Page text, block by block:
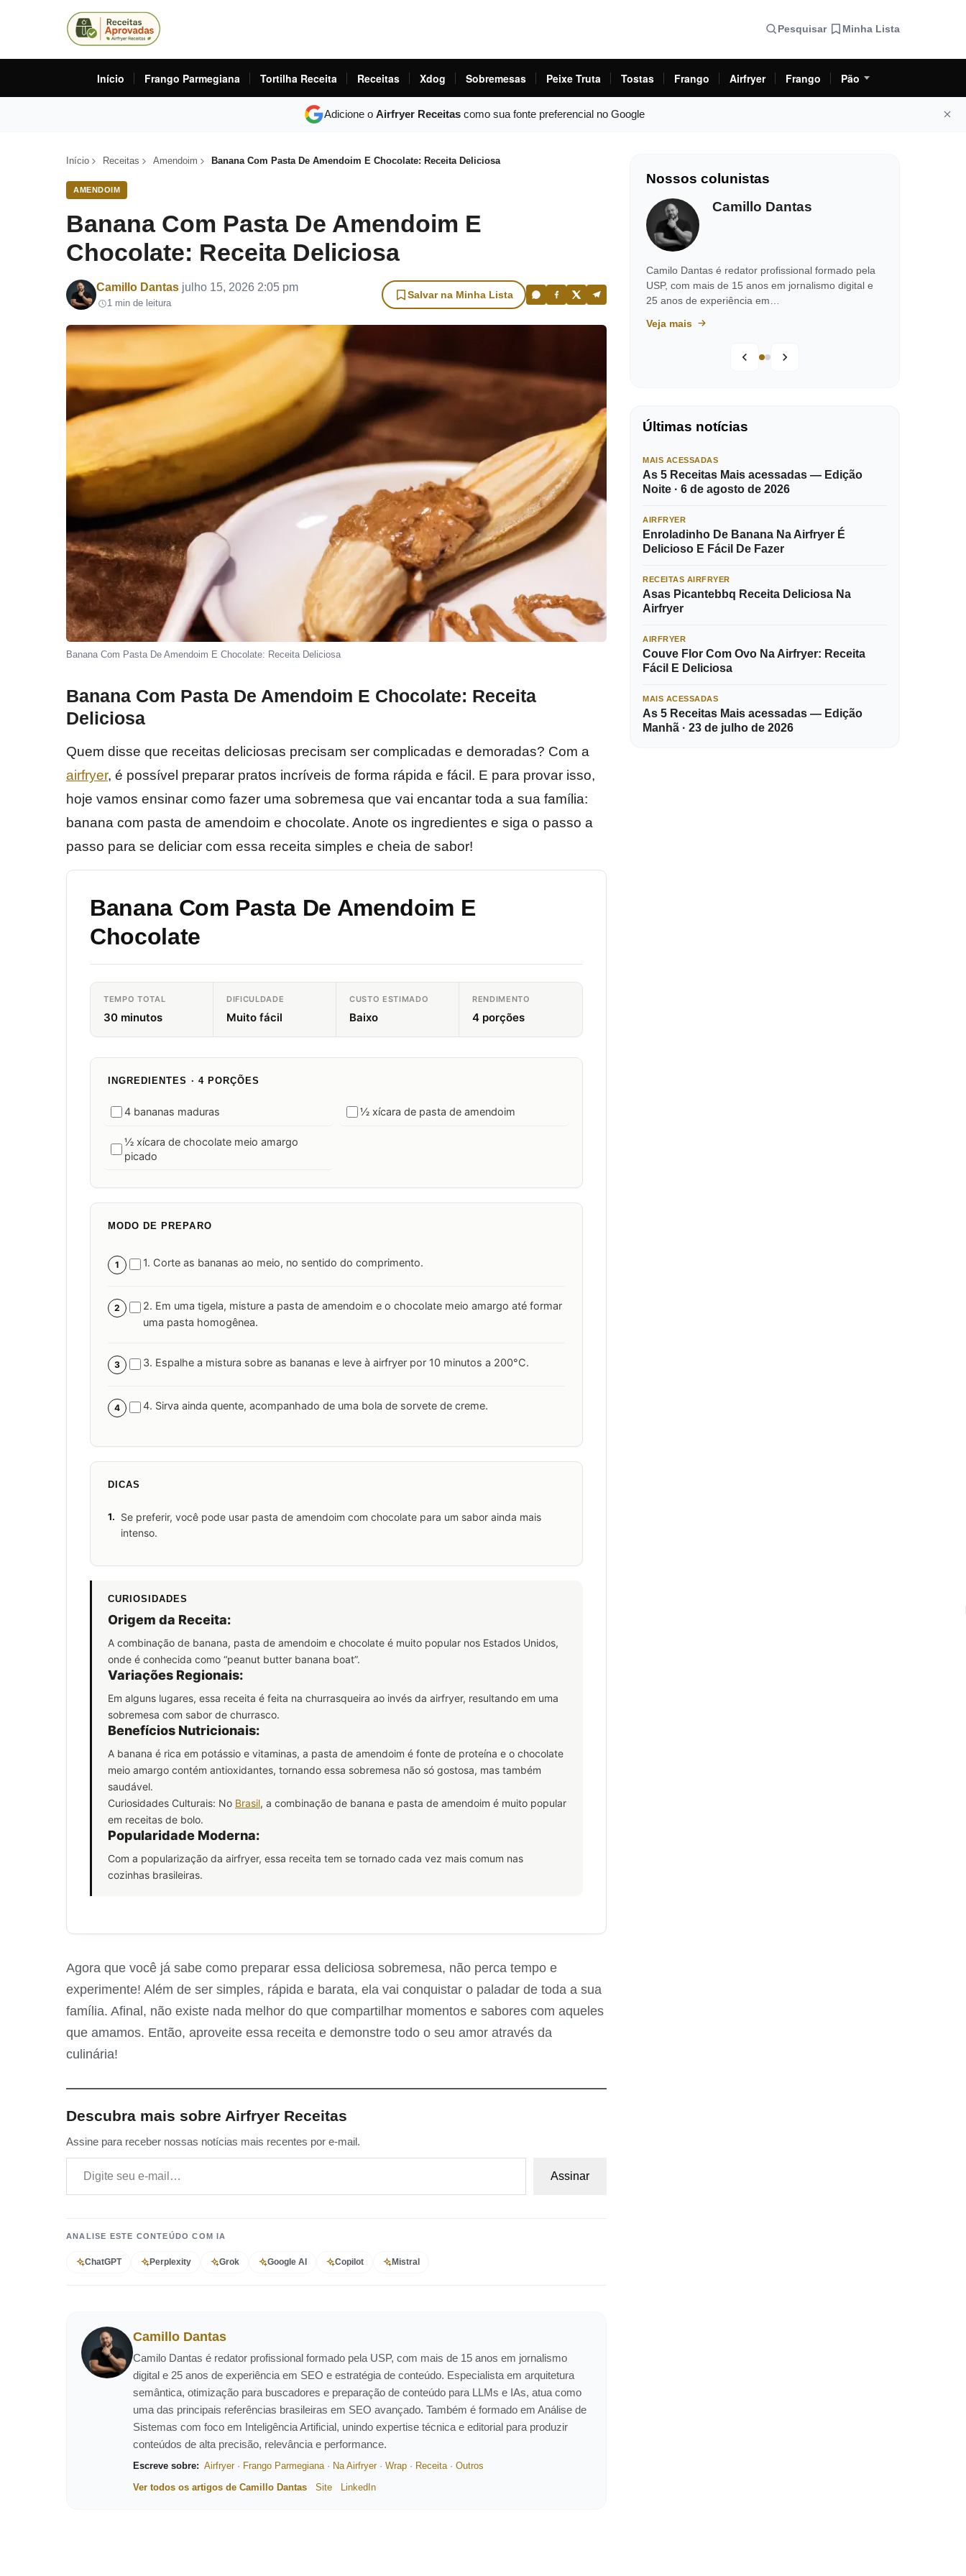
Pesquisar Minha Lista
Início Frango Parmegiana Tortilha Receita Receitas Xdog Sobremesas Peixe Truta Tostas Frango Airfryer Frango Pão
Adicione o Airfryer Receitas como sua fonte preferencial no Google
Início Receitas Amendoim Banana Com Pasta De Amendoim E Chocolate: Receita Deliciosa
AMENDOIM
Banana Com Pasta De Amendoim E
Chocolate: Receita Deliciosa
Por
Camillo Dantas julho 15, 2026 2:05 pm
1 min de leitura
Salvar na Minha Lista
Banana Com Pasta De Amendoim E Chocolate: Receita Deliciosa
Banana Com Pasta De Amendoim E Chocolate: Receita
Deliciosa
Quem disse que receitas deliciosas precisam ser complicadas e demoradas? Com a
airfryer, é possível preparar pratos incríveis de forma rápida e fácil. E para provar isso,
hoje vamos ensinar como fazer uma sobremesa que vai encantar toda a sua família:
banana com pasta de amendoim e chocolate. Anote os ingredientes e siga o passo a
passo para se deliciar com essa receita simples e cheia de sabor!
Banana Com Pasta De Amendoim E
Chocolate
TEMPO TOTAL
30 minutos
DIFICULDADE
Muito fácil
CUSTO ESTIMADO
Baixo
RENDIMENTO
4 porções
INGREDIENTES · 4 PORÇÕES
4 bananas maduras ½ xícara de pasta de amendoim
½ xícara de chocolate meio amargo
picado
MODO DE PREPARO
1 1. Corte as bananas ao meio, no sentido do comprimento.
2
2. Em uma tigela, misture a pasta de amendoim e o chocolate meio amargo até formar
uma pasta homogênea.
3 3. Espalhe a mistura sobre as bananas e leve à airfryer por 10 minutos a 200°C.
4 4. Sirva ainda quente, acompanhado de uma bola de sorvete de creme.
DICAS
1.
Se preferir, você pode usar pasta de amendoim com chocolate para um sabor ainda mais
intenso.
CURIOSIDADES
Origem da Receita:
A combinação de banana, pasta de amendoim e chocolate é muito popular nos Estados Unidos,
onde é conhecida como “peanut butter banana boat”.
Variações Regionais:
Em alguns lugares, essa receita é feita na churrasqueira ao invés da airfryer, resultando em uma
sobremesa com sabor de churrasco.
Benefícios Nutricionais:
A banana é rica em potássio e vitaminas, a pasta de amendoim é fonte de proteína e o chocolate
meio amargo contém antioxidantes, tornando essa sobremesa não só gostosa, mas também
saudável.
Curiosidades Culturais: No Brasil, a combinação de banana e pasta de amendoim é muito popular
em receitas de bolo.
Popularidade Moderna:
Com a popularização da airfryer, essa receita tem se tornado cada vez mais comum nas
cozinhas brasileiras.
Agora que você já sabe como preparar essa deliciosa sobremesa, não perca tempo e
experimente! Além de ser simples, rápida e barata, ela vai conquistar o paladar de toda a sua
família. Afinal, não existe nada melhor do que compartilhar momentos e sabores com aqueles
que amamos. Então, aproveite essa receita e demonstre todo o seu amor através da
culinária!
Descubra mais sobre Airfryer Receitas
Assine para receber nossas notícias mais recentes por e-mail.
Digite seu e-mail…
Assinar
ANALISE ESTE CONTEÚDO COM IA
ChatGPT Perplexity Grok Google AI Copilot Mistral
Camillo Dantas
Camilo Dantas é redator profissional formado pela USP, com mais de 15 anos em jornalismo
digital e 25 anos de experiência em SEO e estratégia de conteúdo. Especialista em arquitetura
semântica, otimização para buscadores e preparação de conteúdo para LLMs e IAs, atua como
uma das principais referências brasileiras em SEO avançado. Também é formado em Análise de
Sistemas com foco em Inteligência Artificial, unindo expertise técnica e editorial para produzir
conteúdos de alta precisão, relevância e performance.
Escreve sobre: Airfryer· Frango Parmegiana · Na Airfryer· Wrap · Receita · Outros
Ver todos os artigos de Camillo Dantas
Site LinkedIn
Nossos colunistas
Camillo Dantas
Camilo Dantas é redator profissional formado pela
USP, com mais de 15 anos em jornalismo digital e
25 anos de experiência em…
Veja mais
Últimas notícias
MAIS ACESSADAS
As 5 Receitas Mais acessadas — Edição
Noite · 6 de agosto de 2026
AIRFRYER
Enroladinho De Banana Na Airfryer É
Delicioso E Fácil De Fazer
RECEITAS AIRFRYER
Asas Picantebbq Receita Deliciosa Na
Airfryer
AIRFRYER
Couve Flor Com Ovo Na Airfryer: Receita
Fácil E Deliciosa
MAIS ACESSADAS
As 5 Receitas Mais acessadas — Edição
Manhã · 23 de julho de 2026